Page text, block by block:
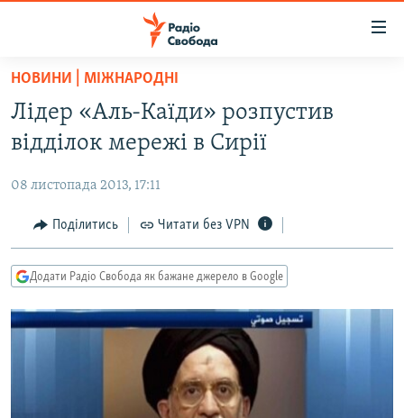
Перейти
основного
матеріалу
до
навігації
Перейти
до
ВСЕ ЗА ДОБУ
ПОЛІТИКА
ЕКОНОМІКА
КУЛЬТУРА
СПОРТ
ВІЙНА
РОСІЙСЬКА «ФІЛЬТРАЦІЯ»
КРИМ.РЕАЛІЇ
ТИ ЯК?
НОВИНИ | МІЖНАРОДНІ
Лідер «Аль-Каїди» розпустив
відділок мережі в Сирії
08 листопада 2013, 17:11
Поділитись Читати без VPN
Додати Радіо Свобода як бажане джерело в Google